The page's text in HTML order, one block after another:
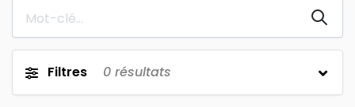
Filtres 0 résultats